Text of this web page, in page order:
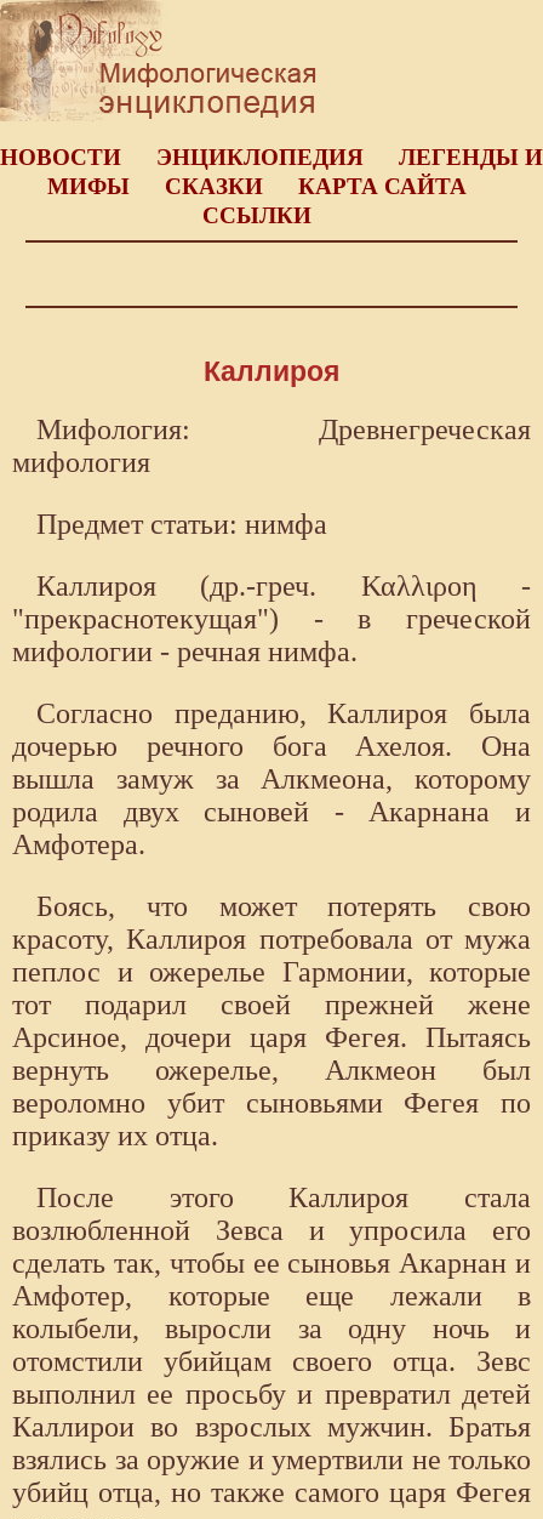
НОВОСТИ ЭНЦИКЛОПЕДИЯ
ЛЕГЕНДЫ И
МИФЫ
СКАЗКИ
КАРТА САЙТА
ССЫЛКИ
Каллироя
Мифология: Древнегреческая
мифология
Предмет статьи: нимфа
Каллироя (др.-греч. Καλλιροη -
"прекраснотекущая") - в греческой
мифологии - речная нимфа.
Согласно преданию, Каллироя была
дочерью речного бога Ахелоя. Она
вышла замуж за Алкмеона, которому
родила двух сыновей - Акарнана и
Амфотера.
Боясь, что может потерять свою
красоту, Калли­роя потребовала от мужа
пеплос и ожерелье Гармонии, которые
тот по­дарил своей прежней жене
Арсиное, дочери царя Фегея. Пытаясь
вер­нуть ожерелье, Алкмеон был
вероломно убит сыновьями Фегея по
при­казу их отца.
После этого Каллироя стала
возлюбленной Зевса и упро­сила его
сделать так, чтобы ее сыновья Акарнан и
Амфотер, которые еще лежали в
колыбели, выросли за одну ночь и
отомстили убийцам сво­его отца. Зевс
выполнил ее просьбу и превратил детей
Каллирои во взрослых мужчин. Братья
взялись за оружие и умертвили не только
убийц отца, но также самого царя Фегея